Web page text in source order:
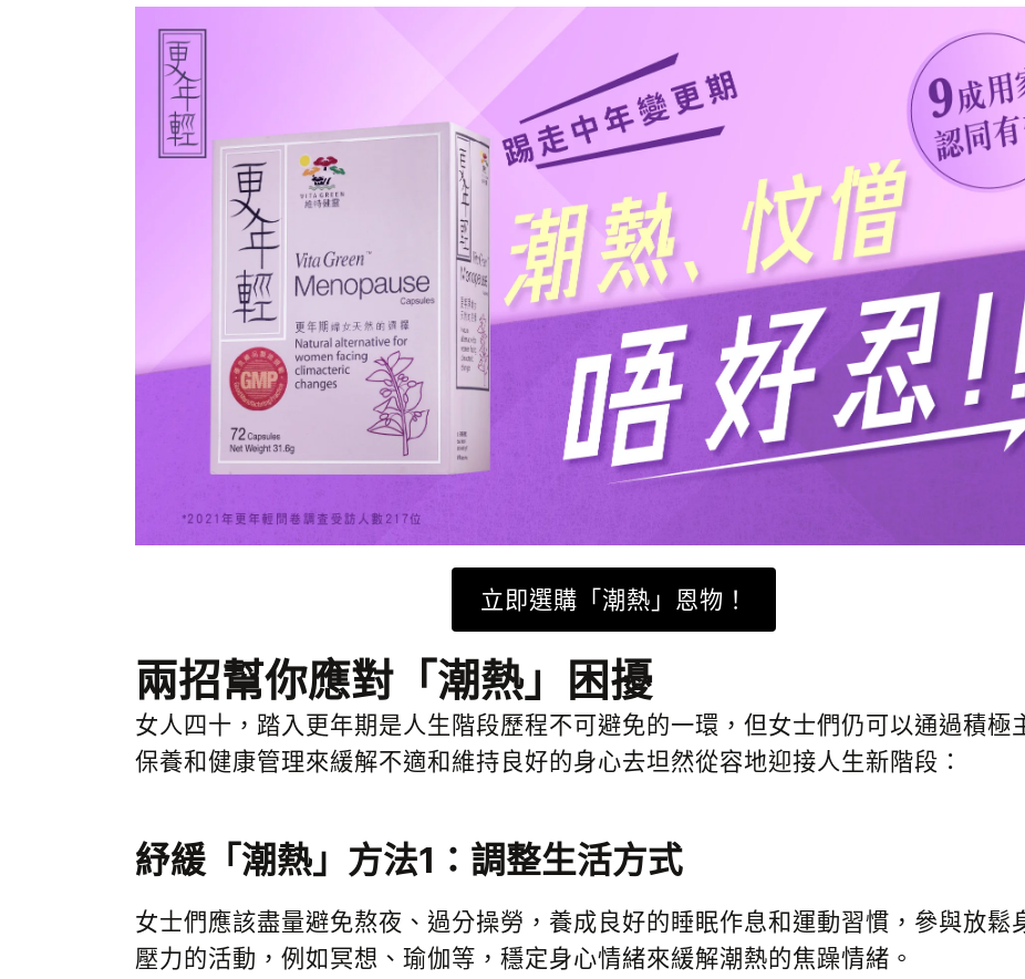
立即選購「潮熱」恩物！
兩招幫你應對「潮熱」困擾
女人四十，踏入更年期是人生階段歷程不可避免的一環，但女士們仍可以通過積極
保養和健康管理來緩解不適和維持良好的身心去坦然從容地迎接人生新階段：
紓緩「潮熱」方法1：調整生活方式
女士們應該盡量避免熬夜、過分操勞，養成良好的睡眠作息和運動習慣，參與放鬆
壓力的活動，例如冥想、瑜伽等，穩定身心情緒來緩解潮熱的焦躁情緒。